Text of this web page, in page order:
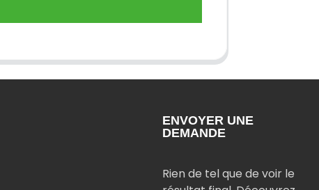
ENVOYER UNE
DEMANDE
Rien de tel que de voir le